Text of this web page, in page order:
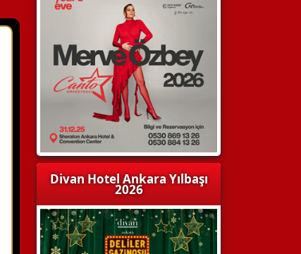
Divan Hotel Ankara Yılbaşı
2026